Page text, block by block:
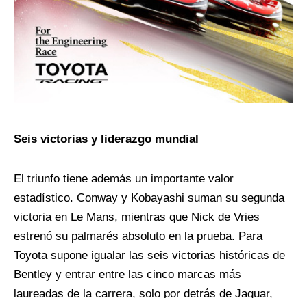
Seis victorias y liderazgo mundial
El triunfo tiene además un importante valor
estadístico. Conway y Kobayashi suman su segunda
victoria en Le Mans, mientras que Nick de Vries
estrenó su palmarés absoluto en la prueba. Para
Toyota supone igualar las seis victorias históricas de
Bentley y entrar entre las cinco marcas más
laureadas de la carrera, solo por detrás de Jaguar,